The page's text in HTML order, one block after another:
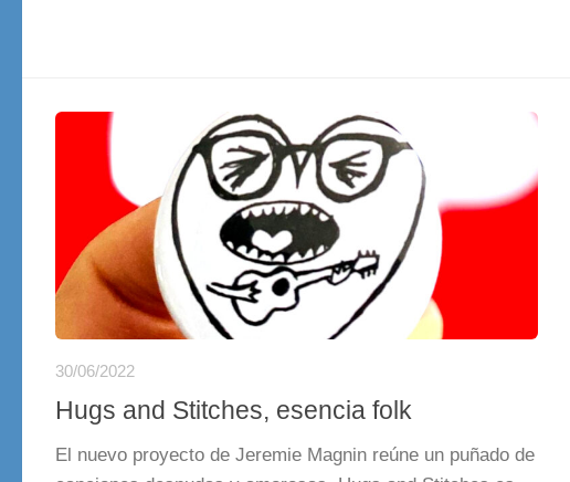
30/06/2022
Hugs and Stitches, esencia folk
El nuevo proyecto de Jeremie Magnin reúne un puñado de